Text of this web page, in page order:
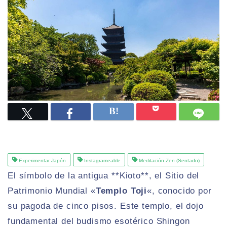
Experimentar Japón Instagrameable Meditación Zen (Sentado)
El símbolo de la antigua **Kioto**, el Sitio del
Patrimonio Mundial «Templo Toji«, conocido por
su pagoda de cinco pisos. Este templo, el dojo
fundamental del budismo esotérico Shingon